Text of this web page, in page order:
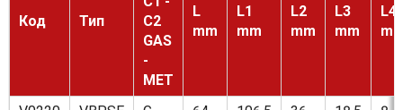
Код Тип
C2
GAS
-
MET
L
mm
L1
mm
L2
mm
L3
mm
L4